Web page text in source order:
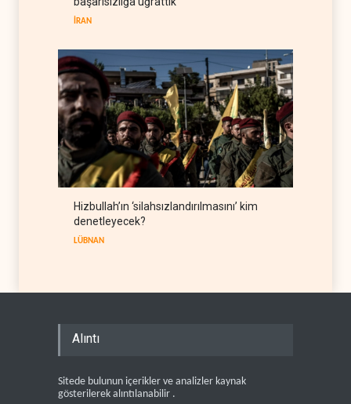
İRAN
Hizbullah’ın ‘silahsızlandırılmasını’ kim
denetleyecek?
LÜBNAN
Alıntı
Sitede bulunun içerikler ve analizler kaynak
gösterilerek alıntılanabilir .